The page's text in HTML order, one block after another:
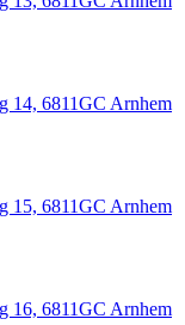
14, 6811GC Arnhem
15, 6811GC Arnhem
16, 6811GC Arnhem